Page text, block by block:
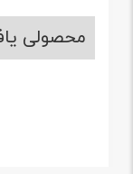
محصولی